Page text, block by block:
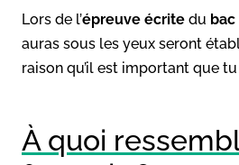
Lors de l’épreuve écrite du
auras sous les yeux seront
raison qu’il est important que
À quoi